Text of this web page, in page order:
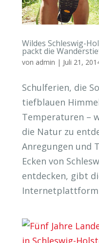
Wildes Schleswig-
packt die
von admin | Juli 21,
Schulferien, die
tiefblauen
Temperaturen –
die Natur zu
Anregungen und
Ecken von
entdecken, gibt
Internetplattform